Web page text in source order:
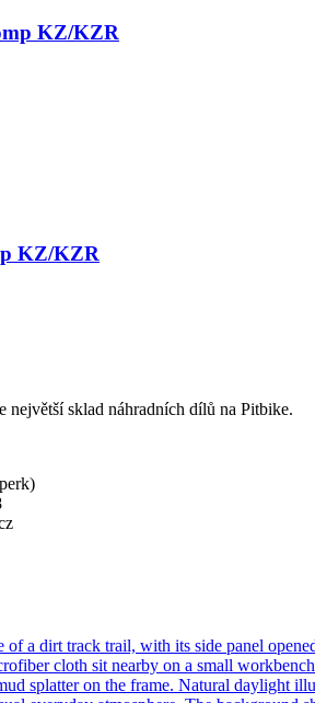
KZ/KZR
KZ/KZR
největší sklad náhradních dílů na Pitbike.